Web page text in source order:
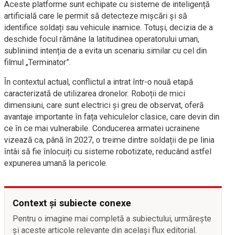
Aceste platforme sunt echipate cu sisteme de inteligență
artificială care le permit să detecteze mișcări și să
identifice soldați sau vehicule inamice. Totuși, decizia de a
deschide focul rămâne la latitudinea operatorului uman,
subliniind intenția de a evita un scenariu similar cu cel din
filmul „Terminator”.
În contextul actual, conflictul a intrat într-o nouă etapă
caracterizată de utilizarea dronelor. Roboții de mici
dimensiuni, care sunt electrici și greu de observat, oferă
avantaje importante în fața vehiculelor clasice, care devin din
ce în ce mai vulnerabile. Conducerea armatei ucrainene
vizează ca, până în 2027, o treime dintre soldații de pe linia
întâi să fie înlocuiți cu sisteme robotizate, reducând astfel
expunerea umană la pericole.
Context și subiecte conexe
Pentru o imagine mai completă a subiectului, urmărește
și aceste articole relevante din același flux editorial.